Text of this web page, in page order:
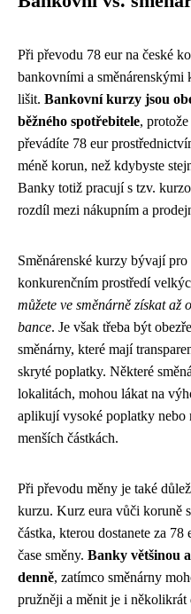
Při převodu 78 eur na české
bankovními a směnárenskými
lišit. Bankovní kurzy jsou
běžného spotřebitele,
převádíte 78 eur
méně korun, než kdybyste
Banky totiž pracují s tzv.
rozdíl mezi nákupním a
Směnárenské kurzy bývají
konkurenčním prostředí
můžete ve směnárně získat až
bance. Je však třeba být
směnárny, které mají
skryté poplatky. Některé
lokalitách, mohou lákat na
aplikují vysoké poplatky
menších částkách.
Při převodu měny je také
kurzu. Kurz eura vůči koruně
částka, kterou dostanete za
čase směny. Banky většinou
denně, zatímco směnárny
pružněji a měnit je i několikrát